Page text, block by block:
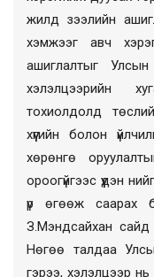
жилд зээлийн
хэмжээг авч
ашиглалтыг
хэлэлцээрийн
тохиолдолд
хүүгийн болон
хөрөнгө
ороогүйгээс үүдэн
үр өгөөж саарах
З.Мэндсайхан сайд
Нөгөө талдаа
гэрээ, хэлэлцээр